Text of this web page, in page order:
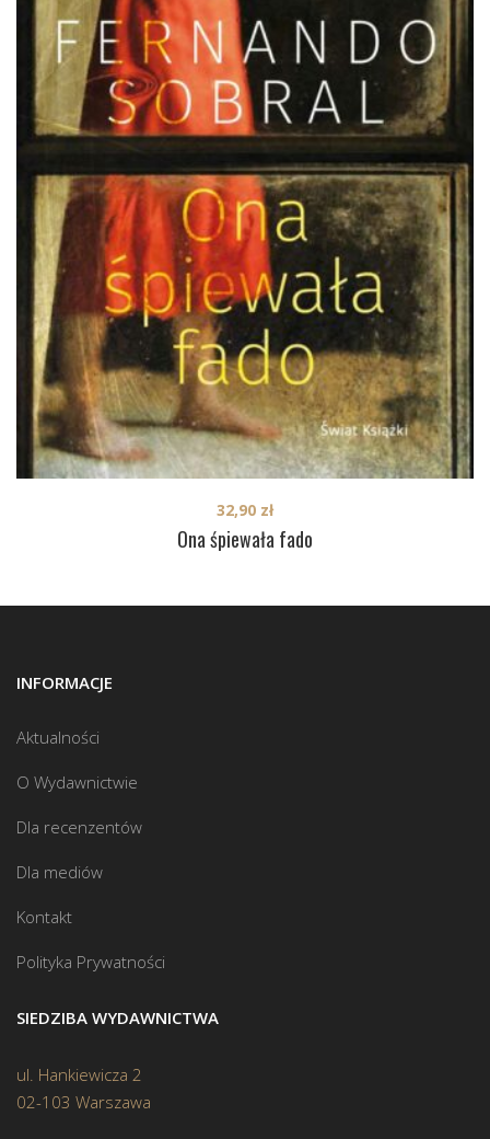
Ona śpiewała fado
32,90 zł
INFORMACJE
Aktualności
O Wydawnictwie
Dla recenzentów
Dla mediów
Kontakt
Polityka Prywatności
SIEDZIBA WYDAWNICTWA
ul. Hankiewicza 2
02-103 Warszawa